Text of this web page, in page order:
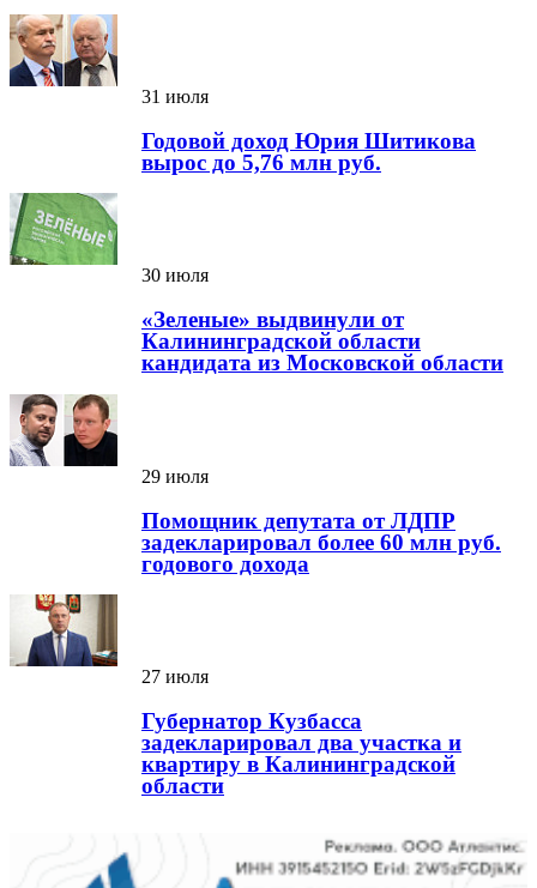
31 июля
Годовой доход Юрия Шитикова
вырос до 5,76 млн руб.
30 июля
«Зеленые» выдвинули от
Калининградской области
кандидата из Московской области
29 июля
Помощник депутата от ЛДПР
задекларировал более 60 млн руб.
годового дохода
27 июля
Губернатор Кузбасса
задекларировал два участка и
квартиру в Калининградской
области